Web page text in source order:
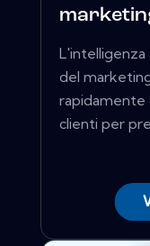
L'intelligenza
del
rapidamente
clienti per